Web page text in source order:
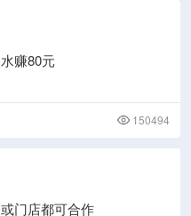
赚80元
150494
门店都可合作